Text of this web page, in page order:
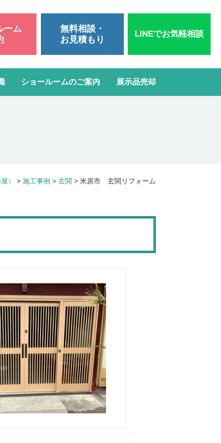
ーム
無料相談・
お見積もり
LINEでお気軽相談
ショールームのご案内 展示品売却
） > 施工事例 > 玄関 > 米原市 玄関リフォーム